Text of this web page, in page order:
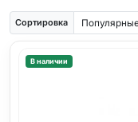
Сортировка
В наличии